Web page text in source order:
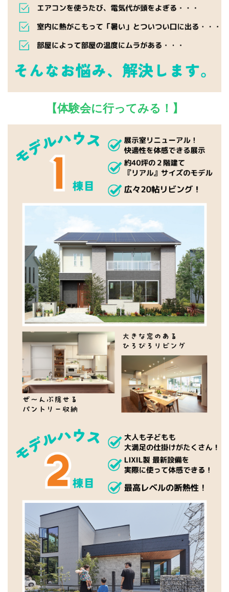
【体験会に行ってみる！】